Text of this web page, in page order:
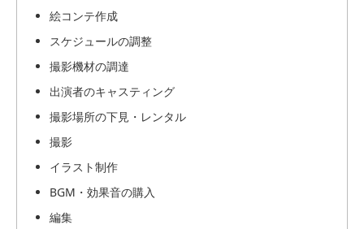
絵コンテ作成
スケジュールの調整
撮影機材の調達
出演者のキャスティング
撮影場所の下見・レンタル
撮影
イラスト制作
BGM・効果音の購入
編集